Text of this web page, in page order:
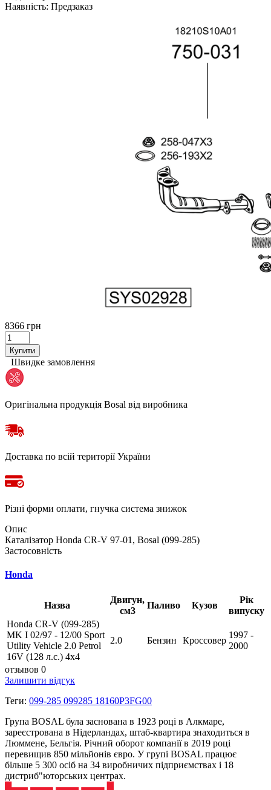
Наявність: Предзаказ
8366 грн
Купити
Швидке замовлення
Оригінальна продукція Bosal від виробника
Доставка по всій території України
Різні форми оплати, гнучка система знижок
Опис
Каталізатор Honda CR-V 97-01, Bosal (099-285)
Застосовність
Honda
Назва
Двигун,
см3
Паливо Кузов
Рік
випуску
Honda CR-V (099-285)
MK I 02/97 - 12/00 Sport
Utility Vehicle 2.0 Petrol
16V (128 л.с.) 4х4
2.0 Бензин Кроссовер
1997 -
2000
отзывов 0
Залишити відгук
Теги: 099-285 099285 18160P3FG00
Група BOSAL була заснована в 1923 році в Алкмаре,
зареєстрована в Нідерландах, штаб-квартира знаходиться в
Люммене, Бельгія. Річний оборот компанії в 2019 році
перевищив 850 мільйонів євро. У групі BOSAL працює
більше 5 300 осіб на 34 виробничих підприємствах і 18
дистриб"юторських центрах.